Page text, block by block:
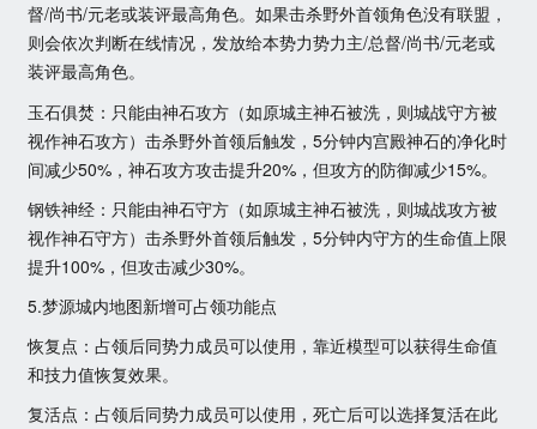
督/尚书/元老或装评最高角色。如果击杀野外首领角色没有联盟，
则会依次判断在线情况，发放给本势力势力主/总督/尚书/元老或
装评最高角色。
玉石俱焚：只能由神石攻方（如原城主神石被洗，则城战守方被
视作神石攻方）击杀野外首领后触发，5分钟内宫殿神石的净化时
间减少50%，神石攻方攻击提升20%，但攻方的防御减少15%。
钢铁神经：只能由神石守方（如原城主神石被洗，则城战攻方被
视作神石守方）击杀野外首领后触发，5分钟内守方的生命值上限
提升100%，但攻击减少30%。
5.梦源城内地图新增可占领功能点
恢复点：占领后同势力成员可以使用，靠近模型可以获得生命值
和技力值恢复效果。
复活点：占领后同势力成员可以使用，死亡后可以选择复活在此